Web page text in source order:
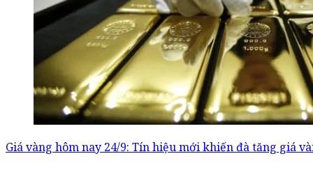
Giá vàng hôm nay 24/9: Tín hiệu mới khiến đà tăng giá